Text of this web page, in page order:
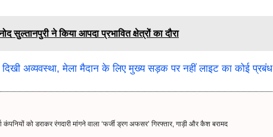
सुल्तानपुरी ने किया आपदा प्रभावित क्षेत्रों का दौरा
अव्यवस्था, मेला मैदान के लिए मुख्य सड़क पर नहीं लाइट का कोई प्रबंध
कंपनियों को डराकर रंगदारी मांगने वाला ‘फर्जी ड्रग अफसर’ गिरफ्तार, गाड़ी और कैश बरामद